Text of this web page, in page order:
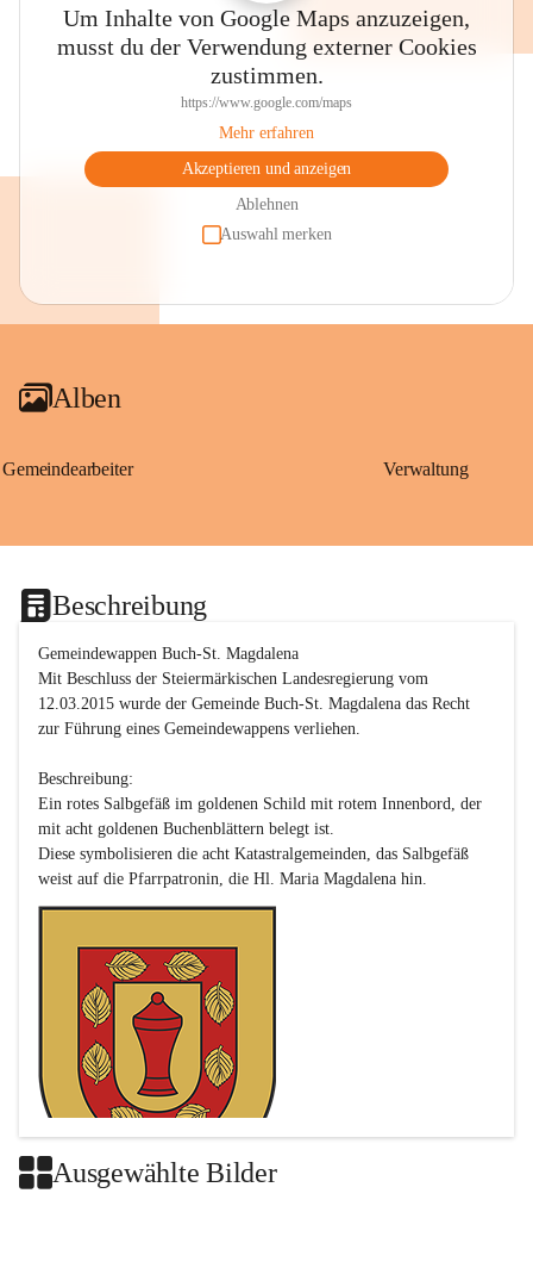
Um Inhalte von Google Maps anzuzeigen,
musst du der Verwendung externer Cookies
zustimmen.
https://www.google.com/maps
Mehr erfahren
Akzeptieren und anzeigen
Ablehnen
Auswahl merken
Alben
Gemeindearbeiter Verwaltung
Beschreibung
Gemeindewappen Buch-St. Magdalena
Mit Beschluss der Steiermärkischen Landesregierung vom
12.03.2015 wurde der Gemeinde Buch-St. Magdalena das Recht
zur Führung eines Gemeindewappens verliehen.
Beschreibung:
Ein rotes Salbgefäß im goldenen Schild mit rotem Innenbord, der
mit acht goldenen Buchenblättern belegt ist.
Diese symbolisieren die acht Katastralgemeinden, das Salbgefäß
Ausgewählte Bilder